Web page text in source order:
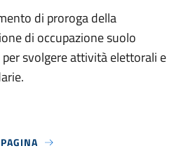
di proroga della
di occupazione suolo
per svolgere attività elettorali e